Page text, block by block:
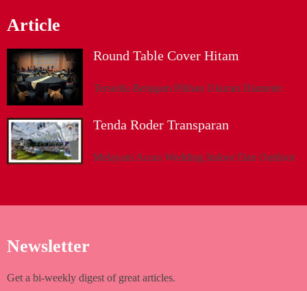
Article
Round Table Cover Hitam
Tersedia Beragam Pilihan Ukuran Diameter
Tenda Roder Transparan
Melayani Acara Wedding Indoor Dan Outdoor
Newsletter
Get a bi-weekly digest of great articles.